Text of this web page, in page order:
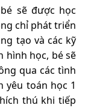
sẽ được học
chỉ phát triển
tạo và các kỹ
hình học, bé sẽ
qua các tình
yêu toán học 1
thú khi tiếp